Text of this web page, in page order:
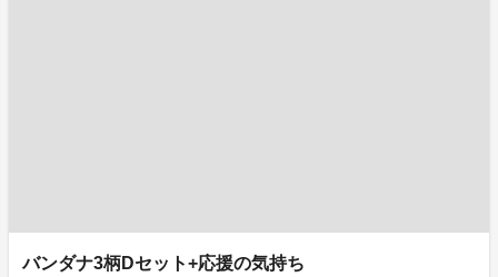
バンダナ3柄Dセット+応援の気持ち